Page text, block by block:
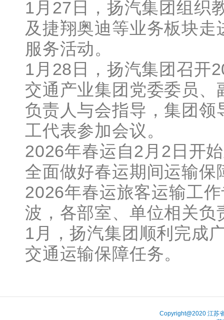
1月27日，扬汽集团组织
及捷翔奥迪等业务板块走
服务活动。
1月28日，扬汽集团召开
交通产业集团党委委员
负责人与会指导，集团
工代表参加会议。
2026年春运自2月2日开
全面做好春运期间运输
2026年春运旅客运输工
波，各部室、单位相关负
1月，扬汽集团顺利完成
交通运输保障任务。
Copyright@2020 江苏